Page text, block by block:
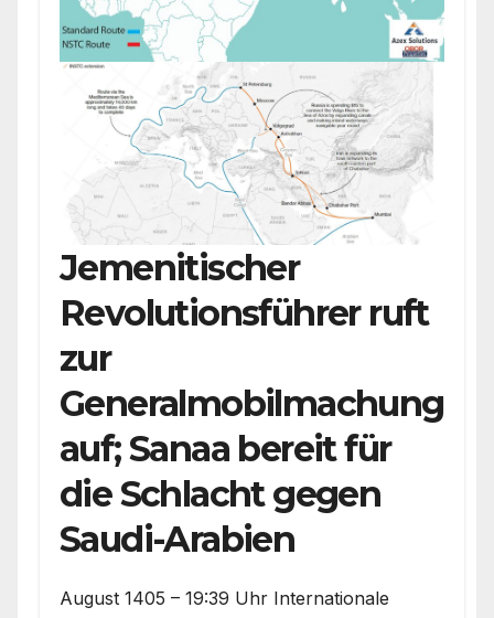
Jemenitischer
Revolutionsführer ruft
zur
Generalmobilmachung
auf; Sanaa bereit für
die Schlacht gegen
Saudi-Arabien
August 1405 – 19:39 Uhr Internationale